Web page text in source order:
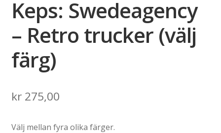
Keps: Swedeagency
– Retro trucker (välj
färg)
kr275,00
Välj mellan fyra olika färger.